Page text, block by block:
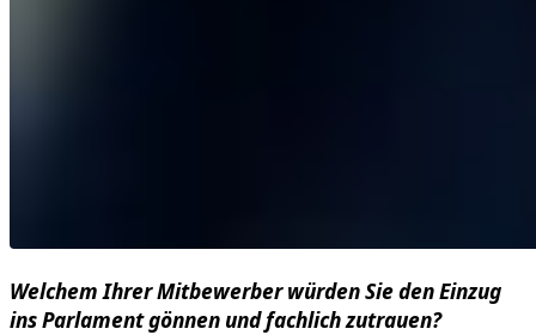
Welchem Ihrer Mitbewerber würden Sie den Einzug
ins Parlament gönnen und fachlich zutrauen?